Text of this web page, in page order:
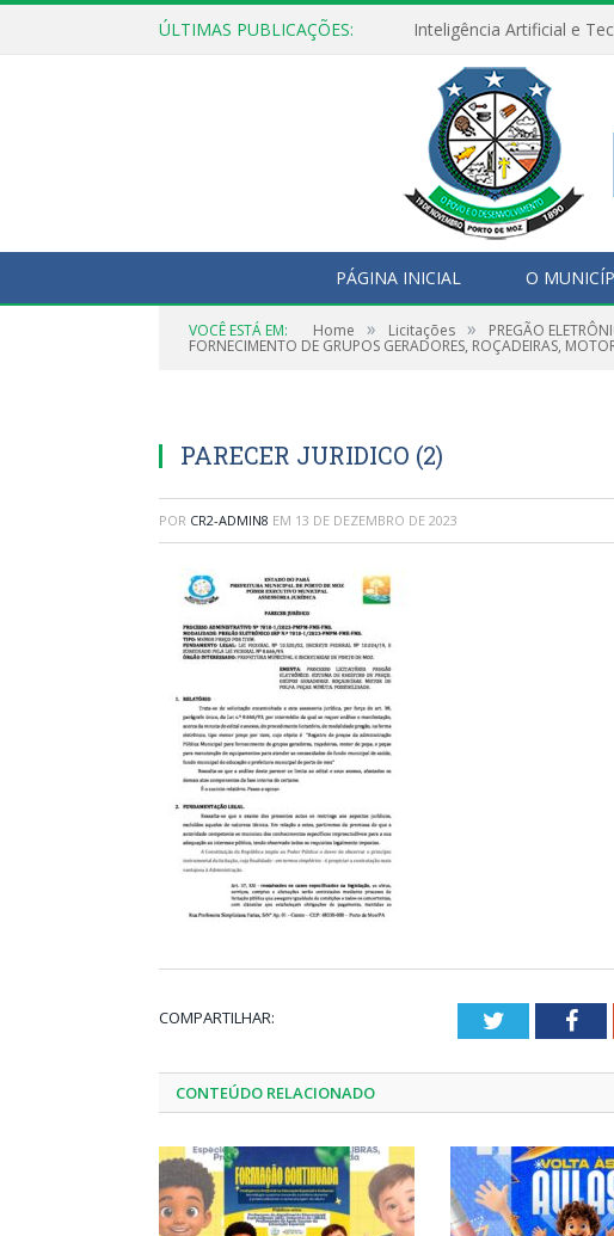
ÚLTIMAS PUBLICAÇÕES:
PÁGINA INICIAL O
VOCÊ ESTÁ EM: Home » Licitações » PREGÃO
FORNECIMENTO DE GRUPOS GERADORES, ROÇADEIRAS,
PARECER JURIDICO (2)
POR CR2-ADMIN8 EM 13 DE DEZEMBRO DE 2023
COMPARTILHAR: Twitter
CONTEÚDO RELACIONADO